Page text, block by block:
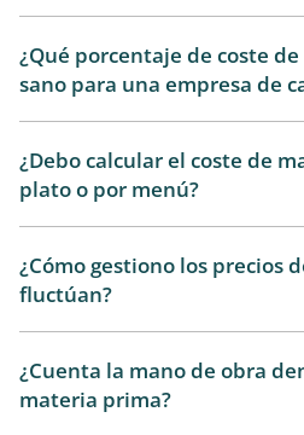
¿Qué porcentaje de coste
sano para una empresa de
¿Debo calcular el coste de
plato o por menú?
¿Cómo gestiono los precios
fluctúan?
¿Cuenta la mano de obra
materia prima?